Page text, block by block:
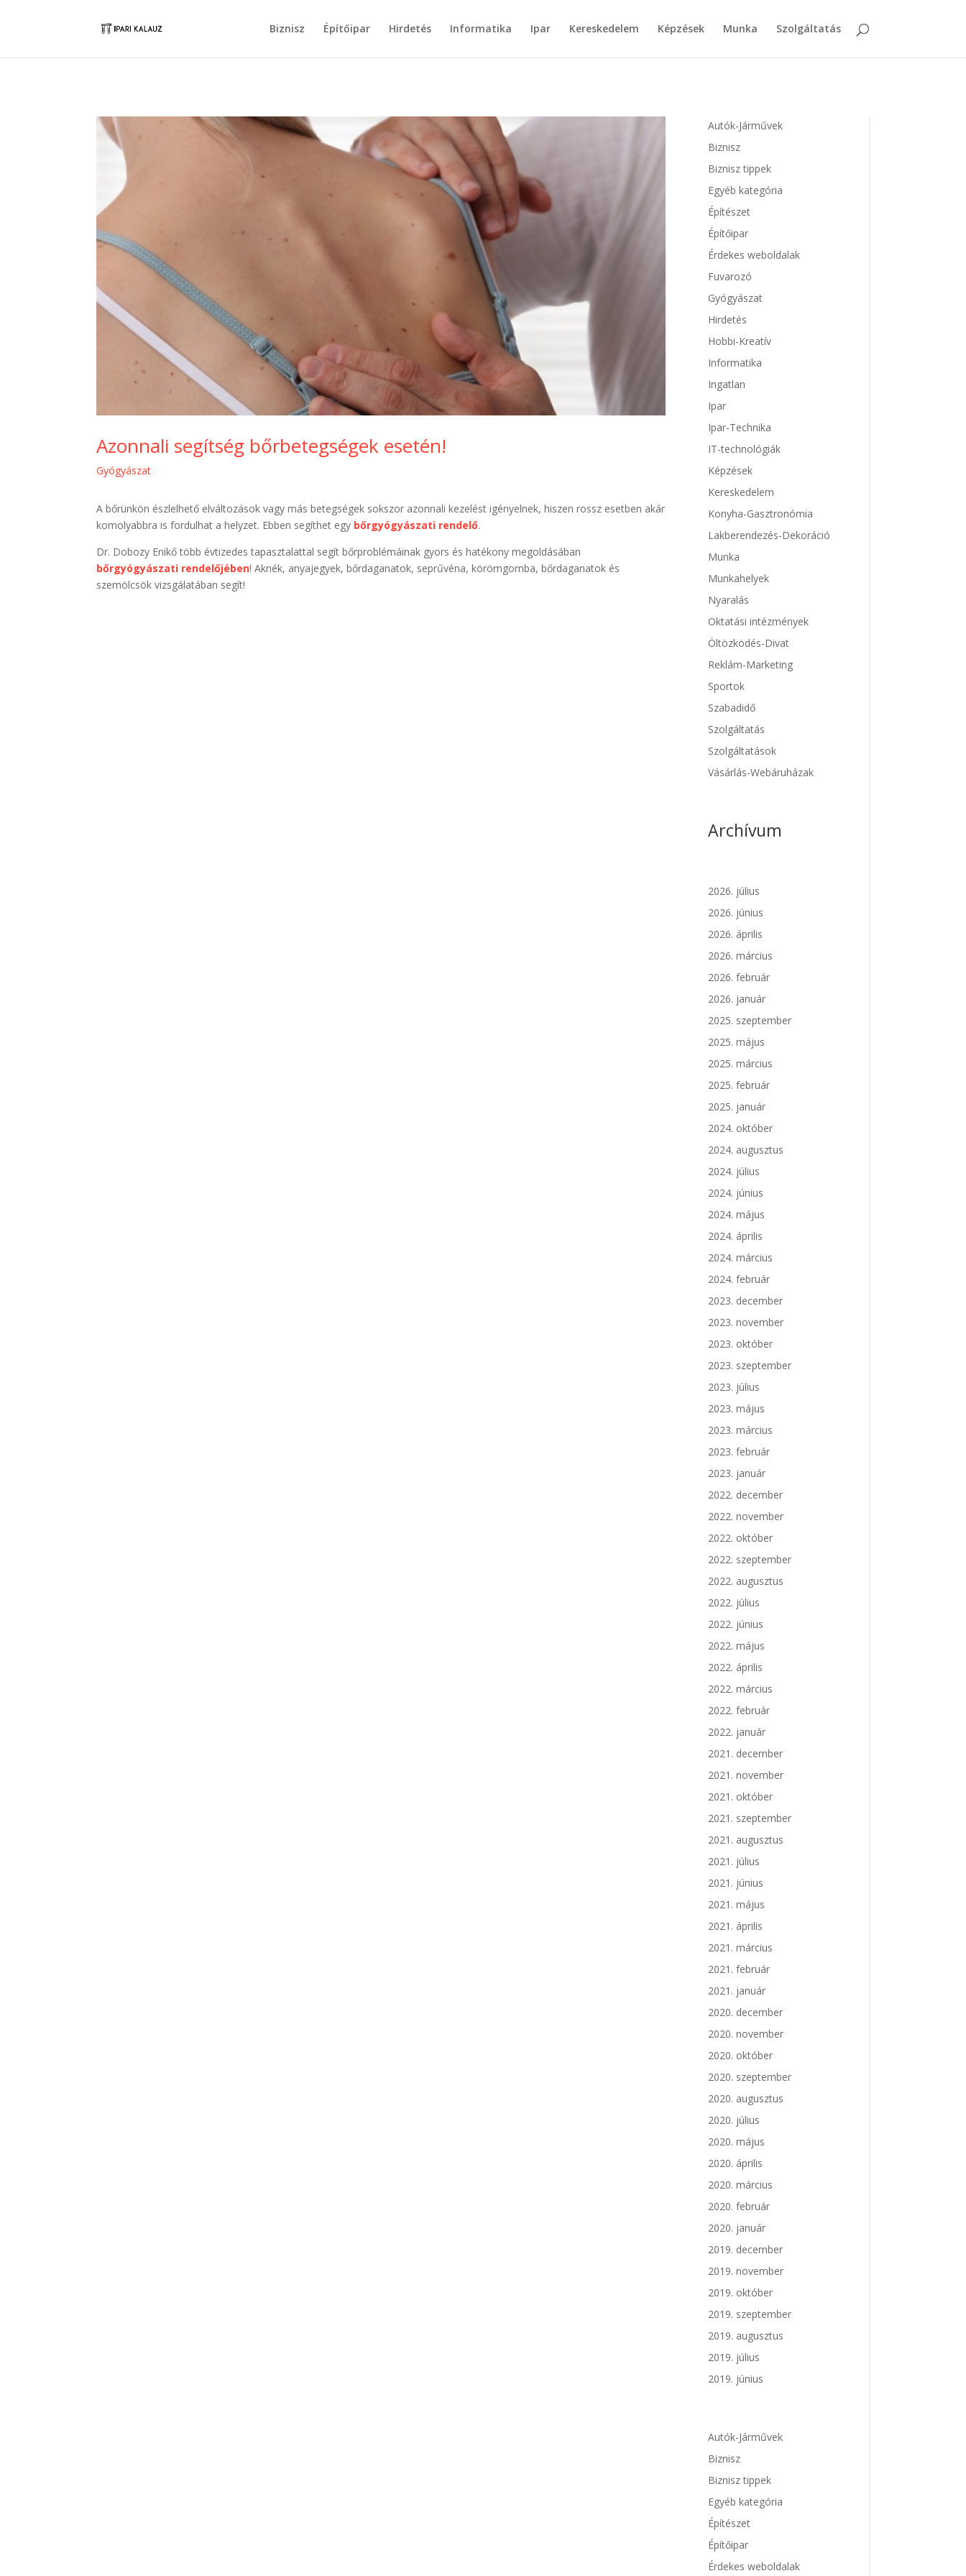
Biznisz Építőipar Hirdetés Informatika Ipar Kereskedelem Képzések Munka Szolgáltatás
Azonnali segítség bőrbetegségek esetén!
Gyógyászat
A bőrünkön észlelhető elváltozások vagy más betegségek sokszor azonnali kezelést igényelnek, hiszen rossz esetben akár
komolyabbra is fordulhat a helyzet. Ebben segíthet egy bőrgyógyászati rendelő.
Dr. Dobozy Enikő több évtizedes tapasztalattal segít bőrproblémáinak gyors és hatékony megoldásában
bőrgyógyászati rendelőjében! Aknék, anyajegyek, bőrdaganatok, seprűvéna, körömgomba, bőrdaganatok és
szemölcsök vizsgálatában segít!
Autók-Járművek
Biznisz
Biznisz tippek
Egyéb kategória
Építészet
Építőipar
Érdekes weboldalak
Fuvarozó
Gyógyászat
Hirdetés
Hobbi-Kreatív
Informatika
Ingatlan
Ipar
Ipar-Technika
IT-technológiák
Képzések
Kereskedelem
Konyha-Gasztronómia
Lakberendezés-Dekoráció
Munka
Munkahelyek
Nyaralás
Oktatási intézmények
Öltözködés-Divat
Reklám-Marketing
Sportok
Szabadidő
Szolgáltatás
Szolgáltatások
Vásárlás-Webáruházak
Archívum
2026. július
2026. június
2026. április
2026. március
2026. február
2026. január
2025. szeptember
2025. május
2025. március
2025. február
2025. január
2024. október
2024. augusztus
2024. július
2024. június
2024. május
2024. április
2024. március
2024. február
2023. december
2023. november
2023. október
2023. szeptember
2023. július
2023. május
2023. március
2023. február
2023. január
2022. december
2022. november
2022. október
2022. szeptember
2022. augusztus
2022. július
2022. június
2022. május
2022. április
2022. március
2022. február
2022. január
2021. december
2021. november
2021. október
2021. szeptember
2021. augusztus
2021. július
2021. június
2021. május
2021. április
2021. március
2021. február
2021. január
2020. december
2020. november
2020. október
2020. szeptember
2020. augusztus
2020. július
2020. május
2020. április
2020. március
2020. február
2020. január
2019. december
2019. november
2019. október
2019. szeptember
2019. augusztus
2019. július
2019. június
Autók-Járművek
Biznisz
Biznisz tippek
Egyéb kategória
Építészet
Építőipar
Érdekes weboldalak